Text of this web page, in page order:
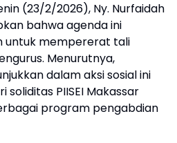
(23/2/2026), Ny. Nurfaidah
bahwa agenda ini
untuk mempererat tali
Menurutnya,
dalam aksi sosial ini
PIISEI Makassar
program pengabdian